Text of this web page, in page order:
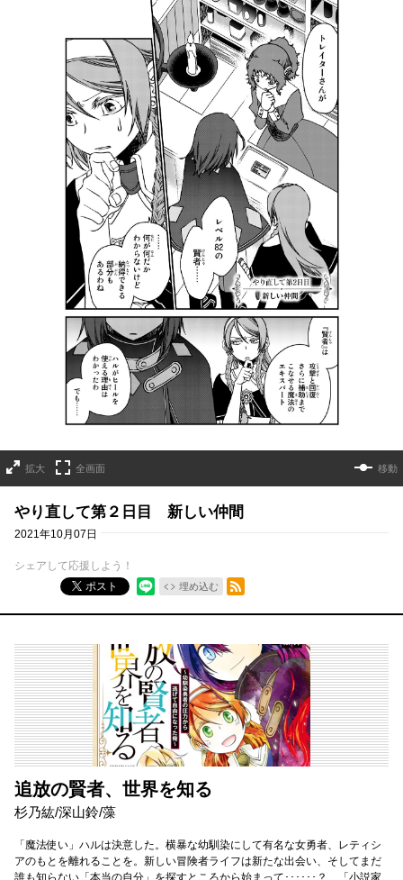
拡大 全画面 移動
やり直して第２日目 新しい仲間
2021年10月07日
シェアして応援しよう！
ポスト
埋め込む
RSSフィード
追放の賢者、世界を知る
杉乃紘/深山鈴/藻
「魔法使い」ハルは決意した。横暴な幼馴染にして有名な女勇者、レティシ
アのもとを離れることを。新しい冒険者ライフは新たな出会い、そしてまだ
誰も知らない「本当の自分」を探すところから始まって･･････？ 「小説家